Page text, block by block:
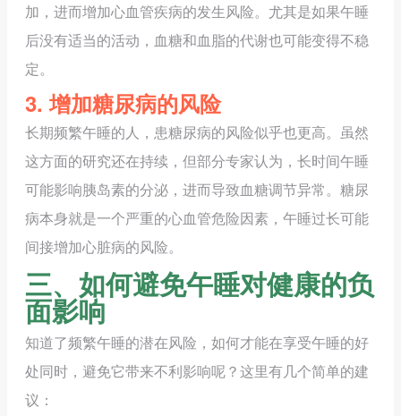
加，进而增加心血管疾病的发生风险。尤其是如果午睡
后没有适当的活动，血糖和血脂的代谢也可能变得不稳
定。
3. 增加糖尿病的风险
长期频繁午睡的人，患糖尿病的风险似乎也更高。虽然
这方面的研究还在持续，但部分专家认为，长时间午睡
可能影响胰岛素的分泌，进而导致血糖调节异常。糖尿
病本身就是一个严重的心血管危险因素，午睡过长可能
间接增加心脏病的风险。
三、如何避免午睡对健康的负
面影响
知道了频繁午睡的潜在风险，如何才能在享受午睡的好
处同时，避免它带来不利影响呢？这里有几个简单的建
议：